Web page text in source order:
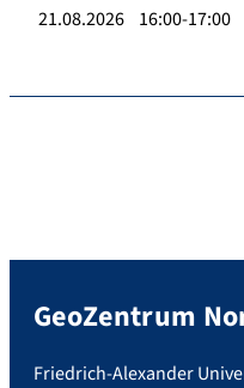
21.08.2026 16:00-17:00
GeoZentrum
Friedrich-Alexander